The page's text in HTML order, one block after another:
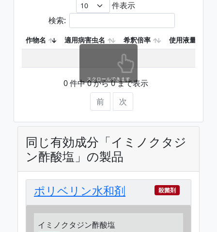
件表示
検索:
作物名 適用病害虫名 希釈倍率 使用液量
0 件中 0 から 0 まで表示
前
次
スクロールできます
同じ有効成分「イミノクタジ
ン酢酸塩」の製品
ポリベリン水和剤 殺菌剤
イミノクタジン酢酸塩